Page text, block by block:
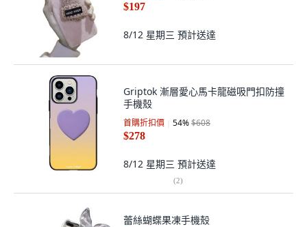
$197
8/12 星期三 預計送達
Griptok 漸層愛心馬卡龍磁吸門扣防撞
手機殼
首購折扣價 54%$608
$278
8/12 星期三 預計送達
(2)
蕾絲蝴蝶果凍手機殼